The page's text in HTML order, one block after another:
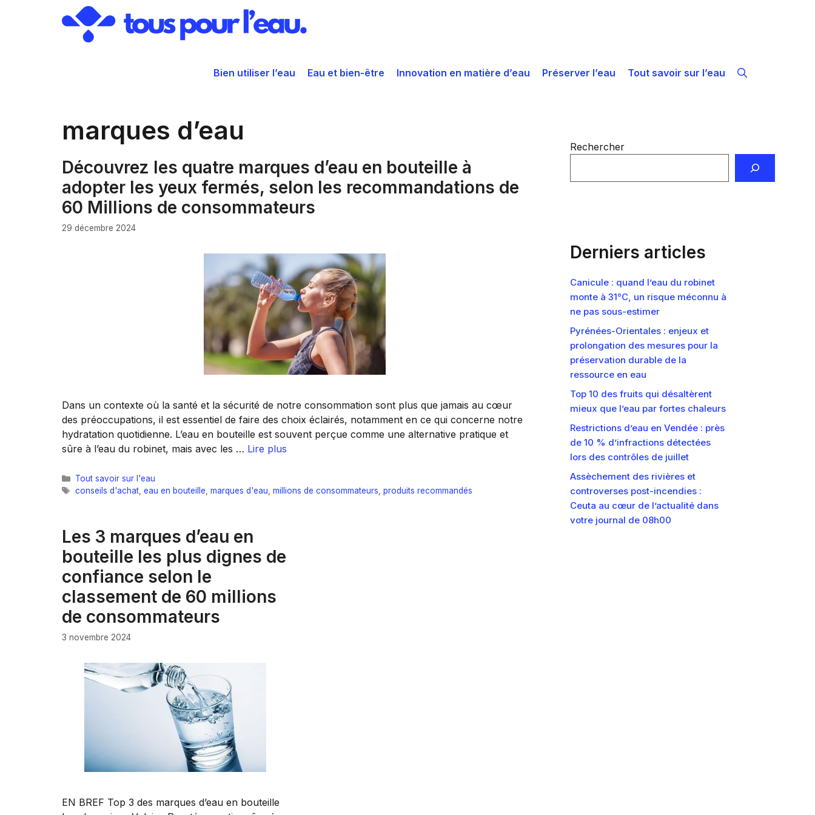
Bien utiliser l’eau Eau et bien-être Innovation en matière d’eau Préserver l’eau Tout savoir sur l’eau
marques d’eau
Découvrez les quatre marques d’eau en bouteille à
adopter les yeux fermés, selon les recommandations de
60 Millions de consommateurs
29 décembre 2024
Dans un contexte où la santé et la sécurité de notre consommation sont plus que jamais au cœur
des préoccupations, il est essentiel de faire des choix éclairés, notamment en ce qui concerne notre
hydratation quotidienne. L’eau en bouteille est souvent perçue comme une alternative pratique et
sûre à l’eau du robinet, mais avec les … Lire plus
Catégories
Tout savoir sur l'eau
Étiquettes
conseils d'achat, eau en bouteille marques d'eau millions de consommateurs produits recommandés
Les 3 marques d’eau en
bouteille les plus dignes de
confiance selon le
classement de 60 millions
de consommateurs
3 novembre 2024
EN BREF Top 3 des marques d’eau en bouteille
Rechercher
Derniers articles
Canicule : quand l’eau du robinet
monte à 31°C, un risque méconnu à
ne pas sous-estimer
Pyrénées-Orientales : enjeux et
prolongation des mesures pour la
préservation durable de la
ressource en eau
Top 10 des fruits qui désaltèrent
mieux que l’eau par fortes chaleurs
Restrictions d’eau en Vendée : près
de 10 % d’infractions détectées
lors des contrôles de juillet
Assèchement des rivières et
controverses post-incendies :
Ceuta au cœur de l’actualité dans
votre journal de 08h00